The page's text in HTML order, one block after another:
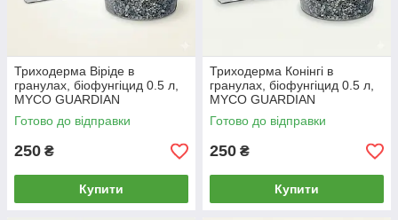
Триходерма Віріде в
гранулах, біофунгіцид 0.5 л,
MYCO GUARDIAN
Готово до відправки
250 ₴
Купити
Триходерма Конінгі в
гранулах, біофунгіцид 0.5 л,
MYCO GUARDIAN
Готово до відправки
250 ₴
Купити